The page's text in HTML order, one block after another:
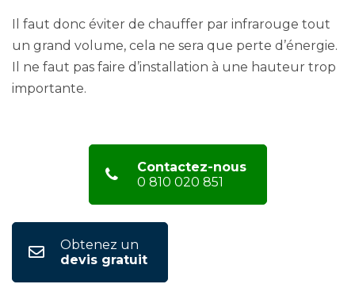
Il faut donc éviter de chauffer par infrarouge tout
un grand volume, cela ne sera que perte d’énergie.
Il ne faut pas faire d’installation à une hauteur trop
importante.
Contactez-nous
0 810 020 851
Obtenez un
devis gratuit